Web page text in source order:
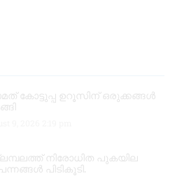
കോട്ടുപ്പ ഉറൂസിന് ഒരുക്കങ്ങൾ
നിരോധിത പുകയില
പിടികൂടി.